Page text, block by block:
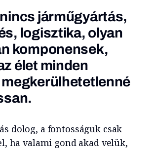
járműgyártás,
logisztika, olyan
komponensek,
élet minden
dolog, a fontosságuk csak
ha valami gond akad velük,